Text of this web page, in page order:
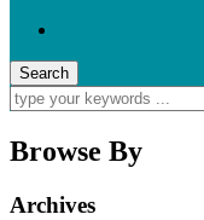
Browse By
Archives